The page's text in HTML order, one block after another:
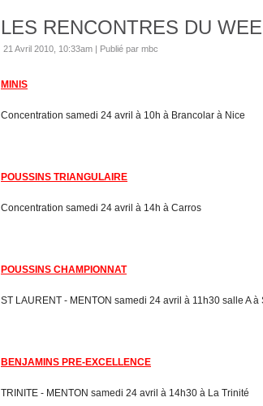
LES RENCONTRES DU
21 Avril 2010, 10:33am | Publié par mbc
MINIS
Concentration samedi 24 avril à 10h à Brancolar à Nice
POUSSINS TRIANGULAIRE
Concentration samedi 24 avril à 14h à Carros
POUSSINS CHAMPIONNAT
ST LAURENT - MENTON samedi 24 avril à 11h30 salle A à
BENJAMINS PRE-EXCELLENCE
TRINITE - MENTON samedi 24 avril à 14h30 à La Trinité